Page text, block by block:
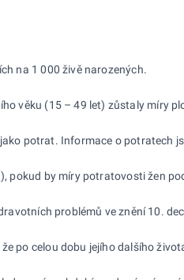
na 1 000 živě narozených.
věku (15 – 49 let) zůstaly míry
potrat. Informace o
by míry potratovosti žen
problémů ve znění 10.
po celou dobu jejího dalšího